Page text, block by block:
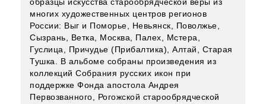
многих художественных центров регионов
России: Выг и Поморье, Невьянск, Поволжье,
Сызрань, Ветка, Москва, Палех, Мстера,
Гуслица, Причудье (Прибалтика), Алтай, Старая
Тушка. В альбоме собраны произведения из
коллекций Собрания русских икон при
поддержке Фонда апостола Андрея
Первозванного, Рогожской старообрядческой